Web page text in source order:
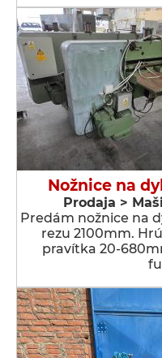
Nožnice na
Prodaja >
Predám nožnice na
rezu 2100mm.
pravítka 20-